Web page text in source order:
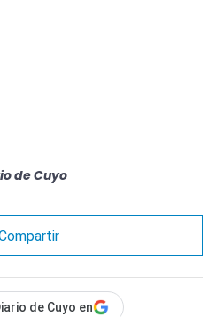
de Cuyo
de Cuyo en